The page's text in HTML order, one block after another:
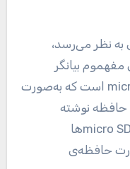
نظر می‌رسد،
بیانگر
سرعت خواندن و نوشتن روی micro SD است که به‌صورت
حافظه نوشته
می‌شود یا درنهایت روی بسته‌بندی micro SDها
حافظه‌ی